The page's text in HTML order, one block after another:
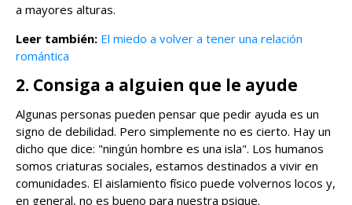
a mayores alturas.
Leer también: El miedo a volver a tener una relación
romántica
2. Consiga a alguien que le ayude
Algunas personas pueden pensar que pedir ayuda es un
signo de debilidad. Pero simplemente no es cierto. Hay un
dicho que dice: "ningún hombre es una isla". Los humanos
somos criaturas sociales, estamos destinados a vivir en
comunidades. El aislamiento físico puede volvernos locos y,
en general, no es bueno para nuestra psique.